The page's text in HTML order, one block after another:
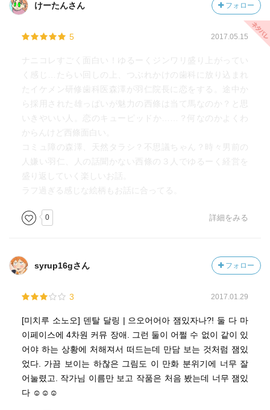
けーたんさん フォロー
5 2017.05.15
ナニコレすごく面白い！ゆるーくジンワリ盛り上がってい
く感じ…たらい回しの上、つぶれかけの歯科に放り込まれ
たイケメン研修歯科医森澤が羽仁院長に恋をする。途中か
ら採用された雄っぱいが魅力の西條は当て馬なのか？と思
いきやいい人。恋のキューピッドか……？何なのかよくわ
からんけど西條面白い。
コミュ障の森澤、天然タラシ？不思議ちゃん？時々男前の
人嫌い羽仁、人の話聞かない西條の３人でゆるーく経営を
盛り返していく楽しいお話。
ラフ過ぎる感じな絵柄もお話に合ってる。
0 詳細をみる
syrup16gさん フォロー
3 2017.01.29
[미치루 소노오] 덴탈 달링 | 으오어어아 잼있자나?! 둘 다 마
이페이스에 4차원 커뮤 장애. 그런 둘이 어쩔 수 없이 같이 있
어야 하는 상황에 처해져서 떠드는데 만담 보는 것처럼 잼있
었다. 가끔 보이는 하찮은 그림도 이 만화 분위기에 너무 잘
어눌렸고. 작가님 이름만 보고 작품은 처음 봤는데 너무 잼있
다 ☺☺☺